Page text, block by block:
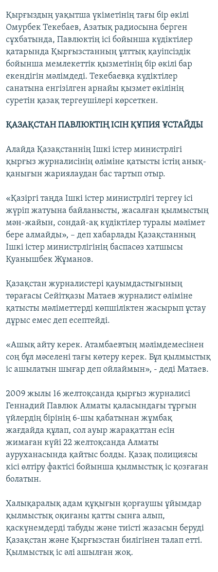
Қырғыздың уақытша үкіметінің тағы бір өкілі
Омурбек Текебаев, Азатық радиосына берген
сұхбатында, Павлюктің ісі бойынша күдіктілер
қатарында Қырғызстанның ұлттық қауіпсіздік
бойынша мемлекеттік қызметінің бір өкілі бар
екендігін мәлімдеді. Текебаевқа күдіктілер
санатына енгізілген арнайы қызмет өкілінің
суретін қазақ тергеушілері көрсеткен.
ҚАЗАҚСТАН ПАВЛЮКТІҢ ІСІН ҚҰПИЯ ҰСТАЙДЫ
Алайда Қазақстаннің Ішкі істер министрлігі
қырғыз журналисінің өліміне қатысты істің анық-
қанығын жариялаудан бас тартып отыр.
«Қазіргі таңда Ішкі істер министрлігі тергеу ісі
жүріп жатуына байланысты, жасалған қылмыстың
мән-жайын, сондай-ақ күдіктілер туралы мәлімет
бере алмайды», – деп хабарлады Қазақстанның
Ішкі істер министрлігінің баспасөз хатшысы
Қуанышбек Жұманов.
Қазақстан журналистері қауымдастығының
төрағасы Сейітқазы Матаев журналист өліміне
қатысты мәліметтерді көпшіліктен жасырып ұстау
дұрыс емес деп есептейді.
«Ашық айту керек. Атамбаевтың мәлімдемесінен
соң бұл мәселені тағы көтеру керек. Бұл қылмыстық
іс ашылатын шығар деп ойлаймын», - деді Матаев.
2009 жылы 16 желтоқсанда қырғыз журналисі
Геннадий Павлюк Алматы қаласындағы тұрғын
үйлердің бірінің 6-шы қабатынан жұмбақ
жағдайда құлап, сол ауыр жарақаттан есін
жимаған күйі 22 желтоқсанда Алматы
ауруханасында қайтыс болды. Қазақ полициясы
кісі өлтіру фактісі бойынша қылмыстық іс қозғаған
болатын.
Халықаралық адам құқығын қорғаушы ұйымдар
қылмыстық оқиғаны қатты сынға алып,
қаскүнемдерді табуды және тиісті жазасын беруді
Қазақстан және Қырғызстан билігінен талап етті.
Қылмыстық іс әлі ашылған жоқ.